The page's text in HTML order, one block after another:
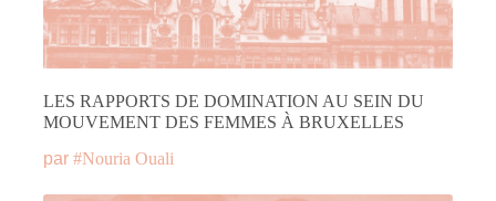
LES RAPPORTS DE DOMINATION AU SEIN DU
MOUVEMENT DES FEMMES À BRUXELLES
par #Nouria Ouali